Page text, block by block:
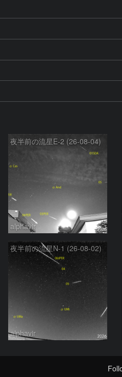
夜半前の流星E-2 (26-08-04)
alphavir
夜半前の流星N-1 (26-08-02)
alphavir